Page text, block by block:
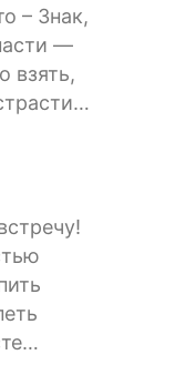
– Знак,
—
взять,